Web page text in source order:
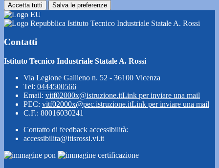
Accetta tutti Salva le preferenze
Istituto Tecnico Industriale Statale A. Rossi
Contatti
Istituto Tecnico Industriale Statale A. Rossi
Via Legione Gallieno n. 52 - 36100 Vicenza
Tel: 0444500566
Email: vitf02000x@istruzione.itLink per inviare una mail
PEC: vitf02000x@pec.istruzione.itLink per inviare una mail
C.F.: 80016030241
Contatto di feedback accessibilità:
accessibilita@itisrossi.vi.it